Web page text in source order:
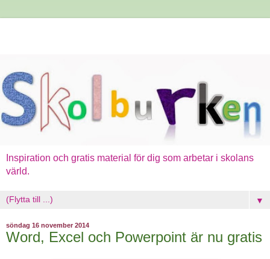
Inspiration och gratis material för dig som arbetar i skolans
värld.
▼
söndag 16 november 2014
Word, Excel och Powerpoint är nu gratis